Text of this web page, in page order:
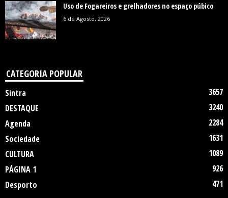
Uso de Fogareiros e grelhadores no espaço púbico
6 de Agosto, 2026
CATEGORIA POPULAR
Sintra
3657
DESTAQUE
3240
Agenda
2284
Sociedade
1631
CULTURA
1089
PÁGINA 1
926
Desporto
471